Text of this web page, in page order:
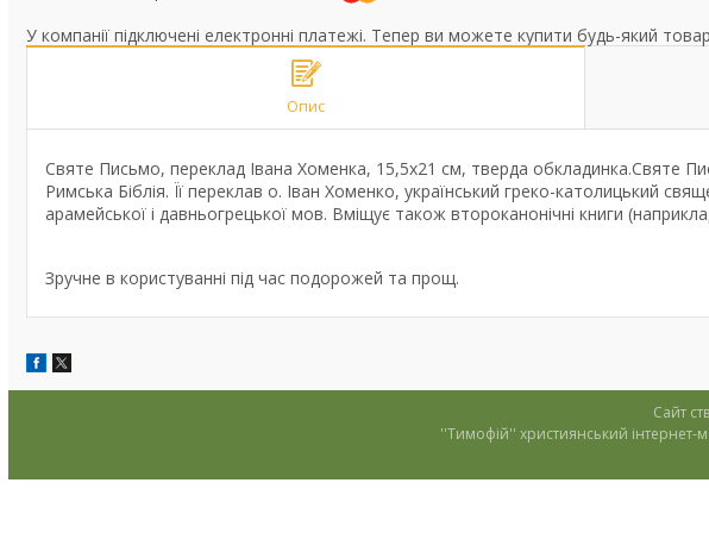
У компанії підключені електронні платежі. Тепер ви можете купити будь-який
Опис
Святе Письмо, переклад Івана Хоменка, 15,5х21 см, тверда обкладинка.Святе
Римська Біблія. Її переклав о. Іван Хоменко, український греко-католицький
арамейської і давньогрецької мов. Вміщує також второканонічні книги
Зручне в користуванні під час подорожей та прощ.
Сайт